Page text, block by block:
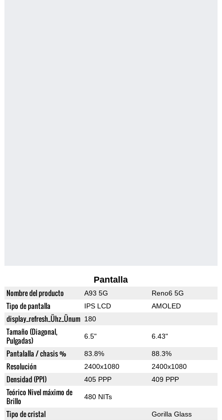
Pantalla
Nombre del producto A93 5G Reno6 5G
Tipo de pantalla IPS LCD AMOLED
display_refresh_Ühz_Ünum 180
Tamaño (Diagonal,
Pulgadas)
6.5" 6.43"
Pantalalla / chasis % 83.8% 88.3%
Resolución 2400x1080 2400x1080
Densidad (PPI) 405 PPP 409 PPP
Teórico Nivel máximo de
Brillo
480 NITs
Tipo de cristal Gorilla Glass